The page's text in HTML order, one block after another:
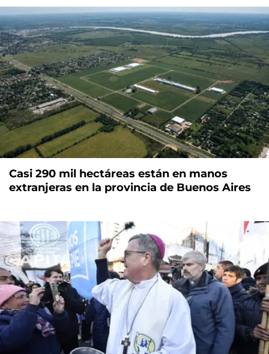
Casi 290 mil hectáreas están en manos
extranjeras en la provincia de Buenos Aires